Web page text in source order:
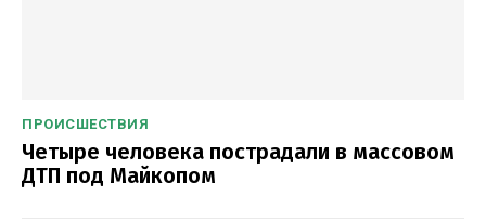
ПРОИСШЕСТВИЯ
Четыре человека пострадали в массовом
ДТП под Майкопом